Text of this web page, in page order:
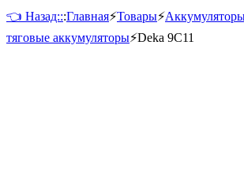
👈 Назад:::Главная⚡Товары⚡
тяговые аккумуляторы⚡Deka 9C11